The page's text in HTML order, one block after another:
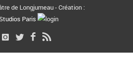
de Longjumeau - Création :
Paris